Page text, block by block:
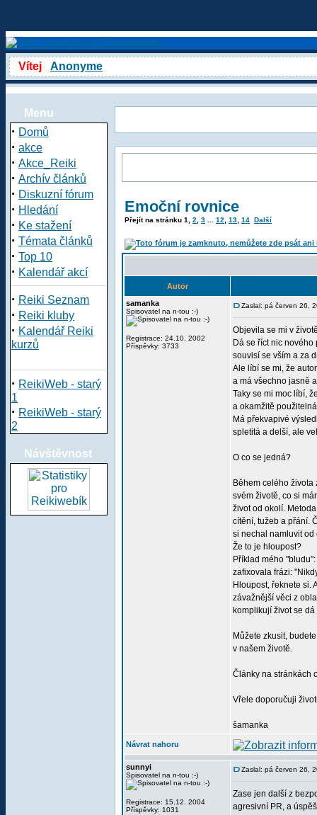
Vítej Anonyme
Menu
· Domů
· akce
· Akce_Reiki
· Archív článků
· Diskuzní fórum
· Hledání
· Ke stažení
· Témata článků
· Top 10
· Kalendář akcí
· Reiki Seznam
· Reiki kluby
· Kalendář Reiki
kurzů
· ReikiWeb - starý
1
· ReikiWeb - starý
2
Návštěvnost
Emoční rovnice
Přejít na stránku 1 2 3 12 13 14 Další
Autor
samanka
Spisovatel na n-tou :-)
Registrace: 24.10. 2002
Příspěvky: 3733
Zaslal: pá červen 26,
Objevila se mi v
Dá se říct nic
souvisí se vším a za
Ale líbí se mi, že
a má všechno jasně
Taky se mi moc líbí,
a okamžitě
Má překvapivé
spletitá a delší, ale
O co se jedná?
Během celého
svém životě, co si
život od okolí.
cítění, tužeb a přání.
si nechal namluvit od
Že to je hloupost?
Příklad mého
zafixovala frázi:
Hloupost, řeknete si.
závažnější věci z
komplikují život se
Můžete zkusit,
v našem životě.
Články na stránkách
Vřele doporučuji
šamanka
Návrat nahoru
sunnyi
Spisovatel na n-tou :-)
Registrace: 15.12. 2004
Příspěvky: 1031
Zaslal: pá červen 26,
Zase jen další z
agresivní PR, a